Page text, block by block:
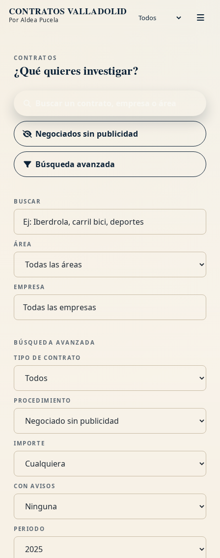
CONTRATOS VALLADOLID
Por Aldea Pucela Año
CONTRATOS
¿Qué quieres investigar?
Negociados sin publicidad
Búsqueda avanzada
BUSCAR
ÁREA
EMPRESA
BÚSQUEDA AVANZADA
TIPO DE CONTRATO
PROCEDIMIENTO
IMPORTE
CON AVISOS
PERIODO